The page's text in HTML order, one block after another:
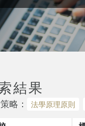
結果
略： 法學原理原則